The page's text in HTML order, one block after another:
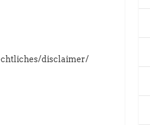
disclaimer/